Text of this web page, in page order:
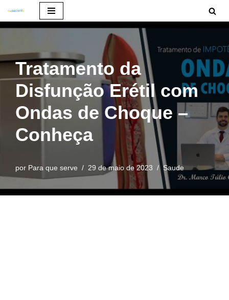
Pular
o
conteúdo
Tratamento da
Disfunção Erétil com
Ondas de Choque –
Conheça
por Para que serve 29 de maio de 2023 Saude